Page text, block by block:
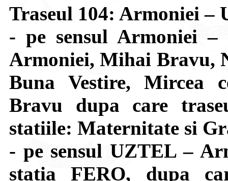
Traseul 104: Armoniei –
- pe sensul Armoniei
Armoniei, Mihai Bravu,
Buna Vestire, Mircea
Bravu dupa care
statiile: Maternitate si
- pe sensul UZTEL –
statia FERO, dupa